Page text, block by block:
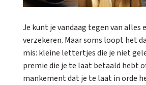
Je kunt je vandaag tegen van alles
verzekeren. Maar soms loopt het
mis: kleine lettertjes die je niet
premie die je te laat betaald hebt
mankement dat je te laat in orde